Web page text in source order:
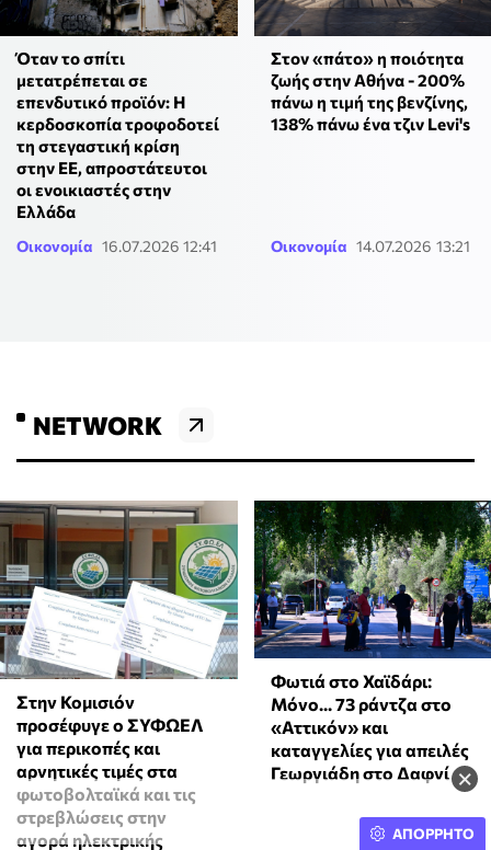
×
Όταν το σπίτι
μετατρέπεται σε
επενδυτικό προϊόν: Η
κερδοσκοπία τροφοδοτεί
τη στεγαστική κρίση
στην ΕΕ, απροστάτευτοι
οι ενοικιαστές στην
Ελλάδα
Οικονομία 16.07.2026 12:41
Στον «πάτο» η ποιότητα
ζωής στην Αθήνα - 200%
πάνω η τιμή της βενζίνης,
138% πάνω ένα τζιν Levi's
Οικονομία 14.07.2026 13:21
NETWORK
Στην Κομισιόν
προσέφυγε ο ΣΥΦΩΕΛ
για περικοπές και
αρνητικές τιμές στα
φωτοβολταϊκά και τις
στρεβλώσεις στην
αγορά ηλεκτρικής
Φωτιά στο Χαϊδάρι:
Μόνο... 73 ράντζα στο
«Αττικόν» και
καταγγελίες για απειλές
Γεωργιάδη στο Δαφνί
ΑΠΟΡΡΗΤΟ